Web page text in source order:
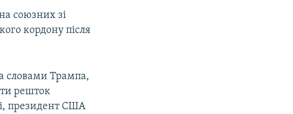
союзних зі
кордону після
словами Трампа,
решток
президент США